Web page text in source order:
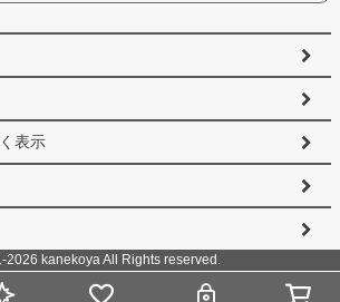
表示
2026 kanekoya All Rights reserved.